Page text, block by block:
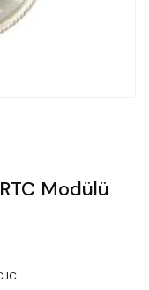
Modülü
IC